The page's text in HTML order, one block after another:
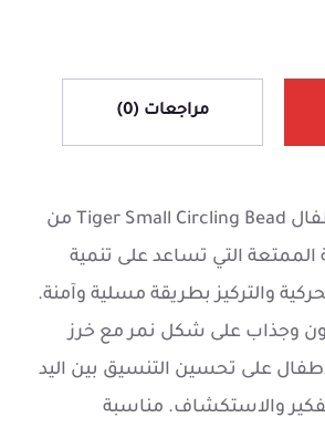
مراجعات (0)
لعبة المتاهة للأطفال Tiger Small Circling Bead من
الممتعة التي تساعد على تنمية
والتركيز بطريقة مسلية وآمنة.
وجذاب على شكل نمر مع خرز
على تحسين التنسيق بين اليد
والاستكشاف. مناسبة